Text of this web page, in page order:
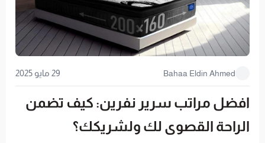
Bahaa Eldin Ahmed 29 مايو 2025
افضل مراتب سرير نفرين: كيف تضمن
الراحة القصوى لك ولشريكك؟